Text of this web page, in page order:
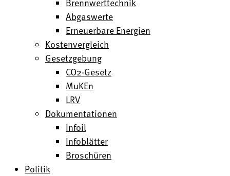
Abgaswerte
Erneuerbare Energien
Kostenvergleich
Gesetzgebung
CO2-Gesetz
MuKEn
LRV
Dokumentationen
Infoil
Infoblätter
Broschüren
Politik